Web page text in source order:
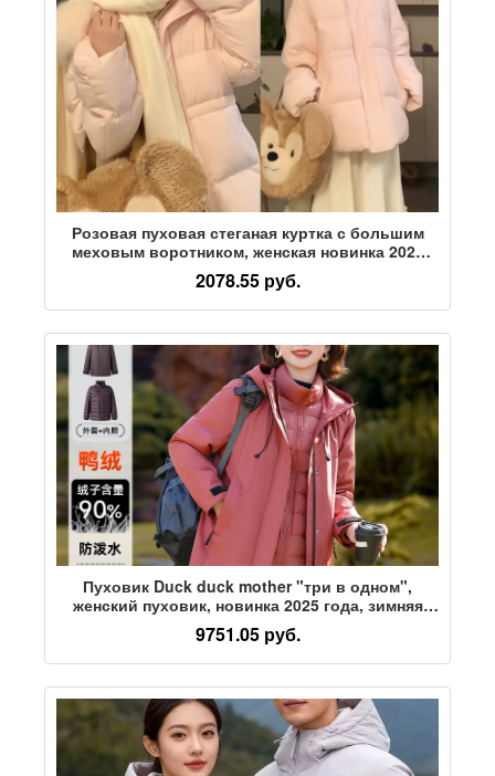
Розовая пуховая стеганая куртка с большим
меховым воротником, женская новинка 2025
года, зимняя короткая стеганая куртка с
капюшоном и милым ветром, стеганая куртка
2078.55 руб.
Пуховик Duck duck mother "три в одном",
женский пуховик, новинка 2025 года, зимняя
куртка со съемной подкладкой из трех
предметов, уличная женская куртка
9751.05 руб.